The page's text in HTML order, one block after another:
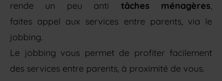
rende un peu anti tâches ménagères,
faites appel aux services entre parents, via le
jobbing.
Le jobbing vous permet de profiter facilement
des services entre parents, à proximité de vous.